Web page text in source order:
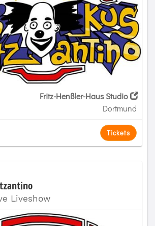
Fritz-Henßler-Haus Studio
Dortmund
Tickets
Liveshow